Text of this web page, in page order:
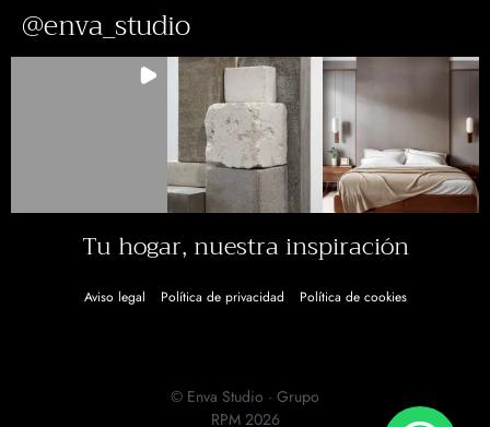
@enva_studio
Aviso legal Política de privacidad Política de cookies
Tu hogar, nuestra inspiración
© Enva Studio · Grupo
RPM 2026